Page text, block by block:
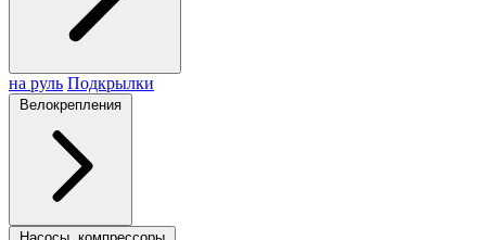
на руль Подкрылки
Велокрепления